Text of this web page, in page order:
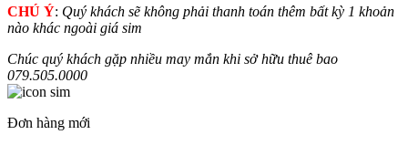
CHÚ Ý: Quý khách sẽ không phải thanh toán thêm bất kỳ 1 khoản
nào khác ngoài giá sim
Chúc quý khách gặp nhiều may mắn khi sở hữu thuê bao
079.505.0000
Đơn hàng mới